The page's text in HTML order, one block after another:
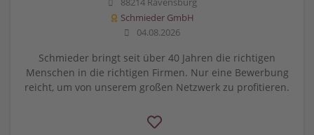
Schmieder GmbH
04.08.2026
Schmieder bringt seit über 40 Jahren die richtigen
Menschen in die richtigen Firmen. Nur eine Bewerbung
reicht, um von unserem großen Netzwerk zu profitieren.